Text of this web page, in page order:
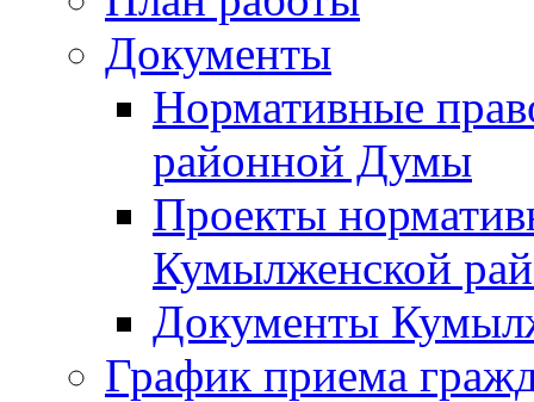
Документы
Нормативные
районной Думы
Проекты
Кумылженской
Документы
График приема